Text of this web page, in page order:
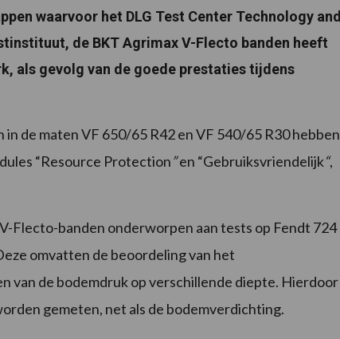
waarvoor het DLG Test Center Technology and
de BKT Agrimax V-Flecto banden heeft
als gevolg van de goede prestaties tijdens
de maten VF 650/65 R42 en VF 540/65 R30 hebben
“Resource Protection”en “Gebruiksvriendelijk“,
Flecto-banden onderworpen aan tests op Fendt 724
omvatten de beoordeling van het
van de bodemdruk op verschillende diepte. Hierdoor
gemeten, net als de bodemverdichting.